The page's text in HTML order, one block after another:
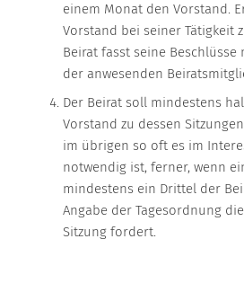
einem Monat den Vorstand.
Vorstand bei seiner Tätigkeit
Beirat fasst seine
der anwesenden
Der Beirat soll mindestens
Vorstand zu dessen
im übrigen so oft es im
notwendig ist, ferner, wenn
mindestens ein Drittel der
Angabe der Tagesordnung
Sitzung fordert.